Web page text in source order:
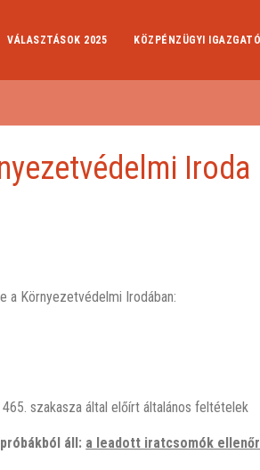
VÁLASZTÁSOK 2025 KÖZPÉNZÜGYI
Iroda
a Környezetvédelmi Irodában:
szakasza által előírt általános feltételek
áll: a leadott iratcsomók